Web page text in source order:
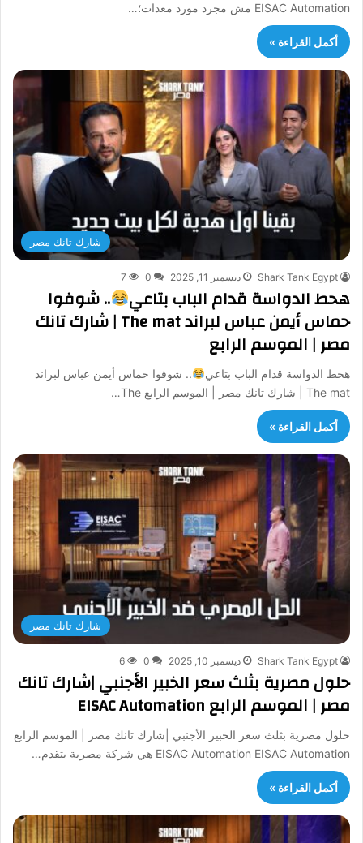
EISAC Automation مش مجرد مورد معدات؛…
أكمل القراءة »
شارك تانك مصر
Shark Tank Egypt ديسمبر 11, 2025 0
7
هحط الدواسة قدام الباب بتاعي .. شوفوا
حماس أيمن عباس لبراند The mat | شارك تانك
مصر | الموسم الرابع
هحط الدواسة قدام الباب بتاعي
.. شوفوا حماس أيمن عباس لبراند
The mat | شارك تانك مصر | الموسم الرابع The…
أكمل القراءة »
شارك تانك مصر
Shark Tank Egypt ديسمبر 10, 2025 0
6
حلول مصرية بثلث سعر الخبير الأجنبي |شارك تانك
مصر | الموسم الرابع EISAC Automation
حلول مصرية بثلث سعر الخبير الأجنبي |شارك تانك مصر | الموسم الرابع
EISAC Automation EISAC Automation هي شركة مصرية بتقدم…
أكمل القراءة »